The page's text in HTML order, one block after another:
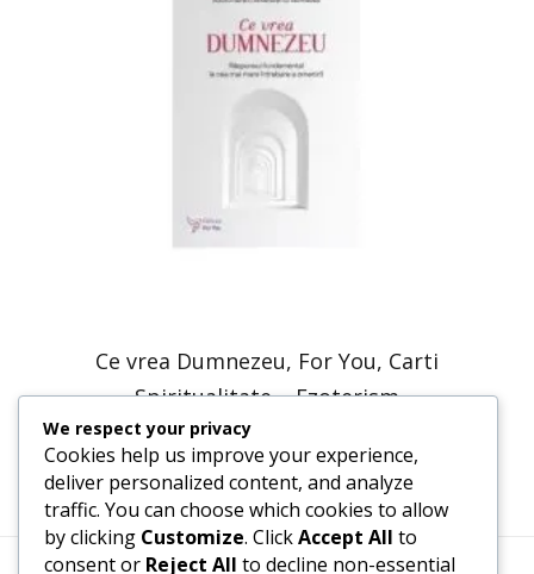
Ce vrea Dumnezeu, For You, Carti
Spiritualitate – Ezoterism
40,17lei
We respect your privacy
Cookies help us improve your experience,
deliver personalized content, and analyze
traffic. You can choose which cookies to allow
by clicking Customize. ClickAccept All to
consent or Reject All to decline non-essential